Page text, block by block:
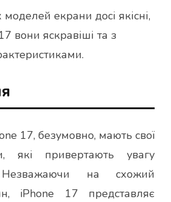
екрани досі якісні,
вони яскравіші та з
17, безумовно, мають свої
які привертають увагу
Незважаючи на схожий
iPhone 17 представляє